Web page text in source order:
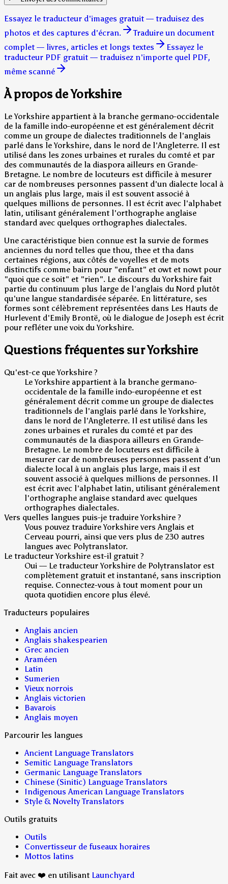
Essayez le traducteur d'images gratuit — traduisez des
photos et des captures d'écran.
Traduire un document
complet — livres, articles et longs textes
Essayez le
traducteur PDF gratuit — traduisez n'importe quel PDF,
même scanné
À propos de Yorkshire
Le Yorkshire appartient à la branche germano-occidentale
de la famille indo-européenne et est généralement décrit
comme un groupe de dialectes traditionnels de l'anglais
parlé dans le Yorkshire, dans le nord de l'Angleterre. Il est
utilisé dans les zones urbaines et rurales du comté et par
des communautés de la diaspora ailleurs en Grande-
Bretagne. Le nombre de locuteurs est difficile à mesurer
car de nombreuses personnes passent d'un dialecte local à
un anglais plus large, mais il est souvent associé à
quelques millions de personnes. Il est écrit avec l'alphabet
latin, utilisant généralement l'orthographe anglaise
standard avec quelques orthographes dialectales.
Une caractéristique bien connue est la survie de formes
anciennes du nord telles que thou, thee et tha dans
certaines régions, aux côtés de voyelles et de mots
distinctifs comme bairn pour "enfant" et owt et nowt pour
"quoi que ce soit" et "rien". Le discours du Yorkshire fait
partie du continuum plus large de l'anglais du Nord plutôt
qu'une langue standardisée séparée. En littérature, ses
formes sont célèbrement représentées dans Les Hauts de
Hurlevent d'Emily Brontë, où le dialogue de Joseph est écrit
pour refléter une voix du Yorkshire.
Questions fréquentes sur Yorkshire
Qu'est-ce que Yorkshire ?
Le Yorkshire appartient à la branche germano-
occidentale de la famille indo-européenne et est
généralement décrit comme un groupe de dialectes
traditionnels de l'anglais parlé dans le Yorkshire,
dans le nord de l'Angleterre. Il est utilisé dans les
zones urbaines et rurales du comté et par des
communautés de la diaspora ailleurs en Grande-
Bretagne. Le nombre de locuteurs est difficile à
mesurer car de nombreuses personnes passent d'un
dialecte local à un anglais plus large, mais il est
souvent associé à quelques millions de personnes. Il
est écrit avec l'alphabet latin, utilisant généralement
l'orthographe anglaise standard avec quelques
orthographes dialectales.
Vers quelles langues puis-je traduire Yorkshire ?
Vous pouvez traduire Yorkshire vers Anglais et
Cerveau pourri, ainsi que vers plus de 230 autres
langues avec Polytranslator.
Le traducteur Yorkshire est-il gratuit ?
Oui — Le traducteur Yorkshire de Polytranslator est
complètement gratuit et instantané, sans inscription
requise. Connectez-vous à tout moment pour un
quota quotidien encore plus élevé.
Traducteurs populaires
Anglais ancien
Anglais shakespearien
Grec ancien
Araméen
Latin
Sumerien
Vieux norrois
Anglais victorien
Bavarois
Anglais moyen
Parcourir les langues
Ancient Language Translators
Semitic Language Translators
Germanic Language Translators
Chinese (Sinitic) Language Translators
Indigenous American Language Translators
Style & Novelty Translators
Outils gratuits
Outils
Convertisseur de fuseaux horaires
Mottos latins
Fait avec ❤️ en utilisant Launchyard